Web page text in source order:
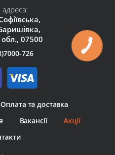
обл., 07500
726
Оплата та доставка
Вакансії
Акції